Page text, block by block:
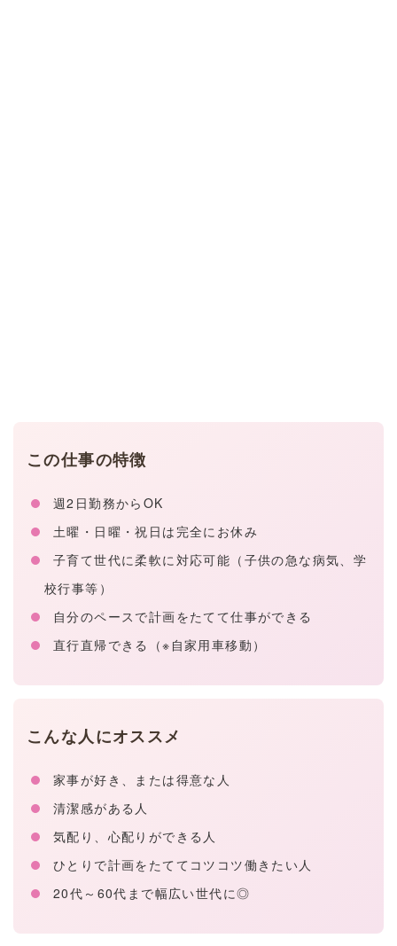
この仕事の特徴
週2日勤務からOK
土曜・日曜・祝日は完全にお休み
子育て世代に柔軟に対応可能（子供の急な病気、学
校行事等）
自分のペースで計画をたてて仕事ができる
直行直帰できる（※自家用車移動）
こんな人にオススメ
家事が好き、または得意な人
清潔感がある人
気配り、心配りができる人
ひとりで計画をたててコツコツ働きたい人
20代～60代まで幅広い世代に◎